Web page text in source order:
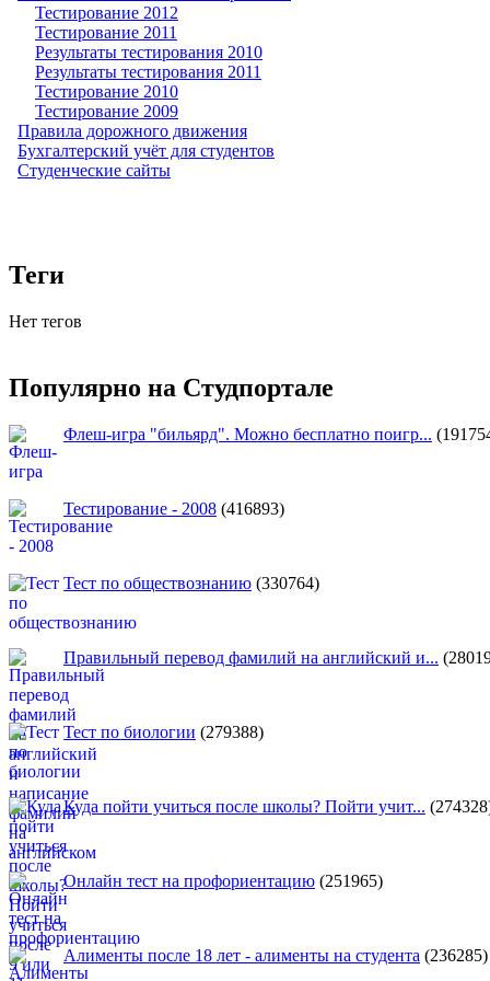
Тестирование 2012
Тестирование 2011
Результаты тестирования 2010
Результаты тестирования 2011
Тестирование 2010
Тестирование 2009
Правила дорожного движения
Бухгалтерский учёт для студентов
Студенческие сайты
Теги
Нет тегов
Популярно на Студпортале
Флеш-игра "бильярд". Можно бесплатно поигр...
Тестирование - 2008 (416893)
Тест по обществознанию (330764)
Правильный перевод фамилий на английский и...
Тест по биологии (279388)
Куда пойти учиться после школы? Пойти учит...
Онлайн тест на профориентацию (251965)
Алименты после 18 лет - алименты на студента (236285)